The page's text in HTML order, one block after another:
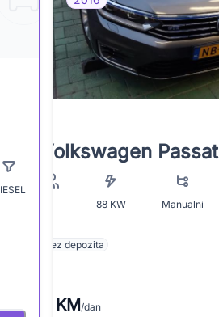
Volkswagen Passat
88 KW Manualni
Bez depozita
0 KM/dan